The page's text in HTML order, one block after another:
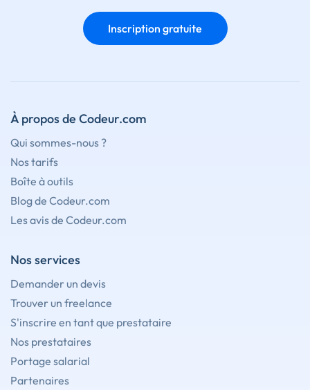
Inscription gratuite
À propos de Codeur.com
Qui sommes-nous ?
Nos tarifs
Boîte à outils
Blog de Codeur.com
Les avis de Codeur.com
Nos services
Demander un devis
Trouver un freelance
S'inscrire en tant que prestataire
Nos prestataires
Portage salarial
Partenaires